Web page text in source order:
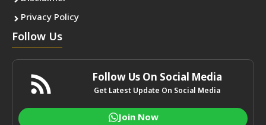
Privacy Policy
Follow Us
Follow Us On Social Media
Get Latest Update On Social Media
Join Now